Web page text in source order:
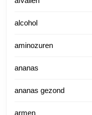
alcohol
aminozuren
ananas
ananas gezond
armen